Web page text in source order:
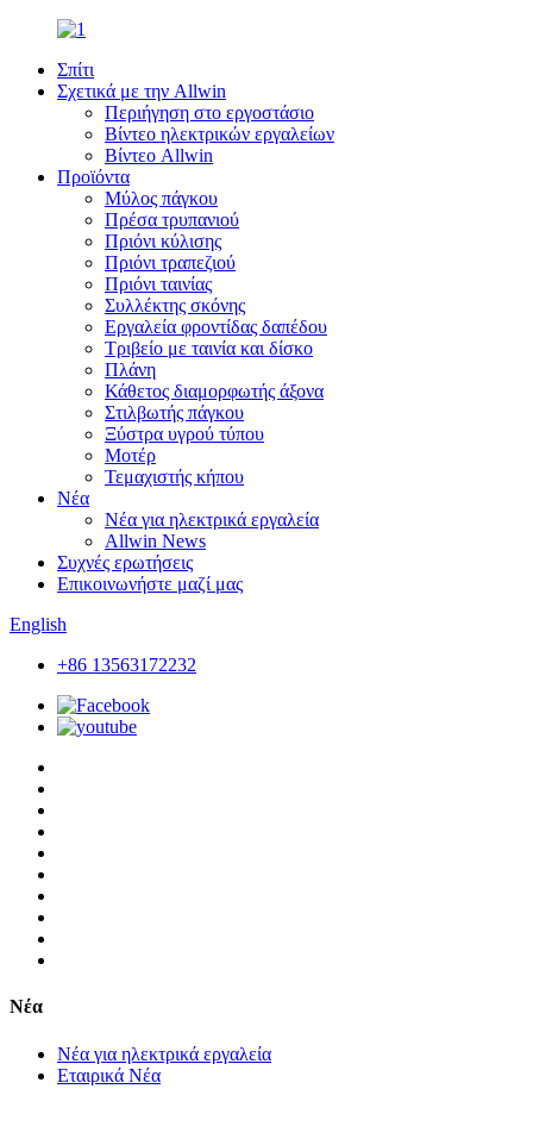
Σπίτι
Σχετικά με την Allwin
Περιήγηση στο εργοστάσιο
Βίντεο ηλεκτρικών εργαλείων
Βίντεο Allwin
Προϊόντα
Μύλος πάγκου
Πρέσα τρυπανιού
Πριόνι κύλισης
Πριόνι τραπεζιού
Πριόνι ταινίας
Συλλέκτης σκόνης
Εργαλεία φροντίδας δαπέδου
Τριβείο με ταινία και δίσκο
Πλάνη
Κάθετος διαμορφωτής άξονα
Στιλβωτής πάγκου
Ξύστρα υγρού τύπου
Μοτέρ
Τεμαχιστής κήπου
Νέα
Νέα για ηλεκτρικά εργαλεία
Allwin News
Συχνές ερωτήσεις
Επικοινωνήστε μαζί μας
English
+86 13563172232
Νέα
Νέα για ηλεκτρικά εργαλεία
Εταιρικά Νέα